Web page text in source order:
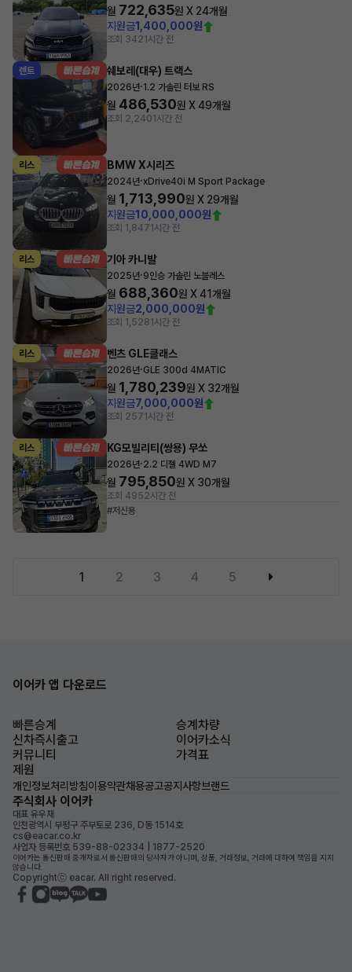
월 722,635원 X 24개월
지원금1,400,000원
조회 3421시간 전
렌트 쉐보레(대우) 트랙스
2026년·1.2 가솔린 터보 RS
월 486,530원 X49개월
조회 2,2401시간 전
리스 BMW X시리즈
2024년·xDrive40i M Sport Package
월 1,713,990원 X 29개월
지원금10,000,000원
조회 1,8471시간 전
리스 기아 카니발
2025년·9인승 가솔린 노블레스
월 688,360원 X41개월
지원금2,000,000원
조회 1,5281시간 전
리스 벤츠 GLE클래스
2026년·GLE 300d 4MATIC
월 1,780,239원 X 32개월
지원금7,000,000원
조회 2571시간 전
리스 KG모빌리티(쌍용) 무쏘
2026년·2.2 디젤 4WD M7
월 795,850원 X 30개월
조회 4952시간 전
#저신용
1 2 3 4 5
이어카 앱 다운로드
빠른승계
승계차량
신차즉시출고
이어카소식
커뮤니티
가격표
제원
개인정보처리방침이용약관채용공고공지사항브랜드
주식회사 이어카
대표 유우재
인천광역시 부평구 주부토로 236, D동 1514호
cs@eacar.co.kr
사업자 등록번호 539-88-02334 | 1877-2520
이어카는 통신판매 중개자로서 통신판매의 당사자가 아니며, 상품, 거래정보, 거래에 대하여 책임을 지지
않습니다.
Copyrightⓒ eacar. All right reserved.